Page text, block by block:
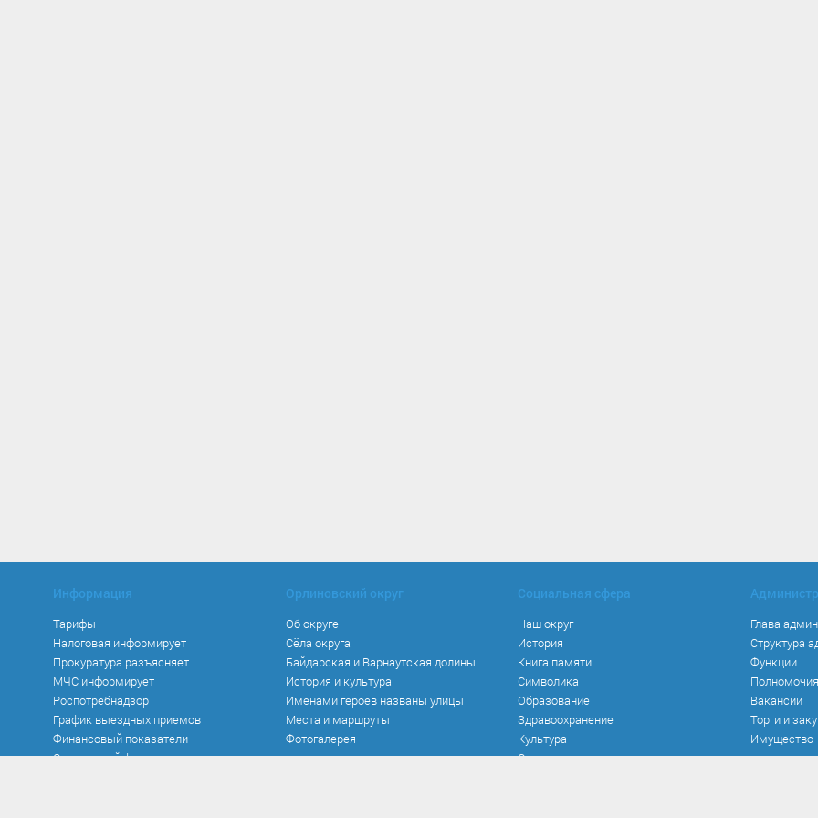
Информация
Тарифы
Налоговая информирует
Прокуратура разъясняет
МЧС информирует
Роспотребнадзор
График выездных приемов
Финансовый показатели
Социальный фонд
Орлиновский округ
Об округе
Сёла округа
Байдарская и Варнаутская долины
История и культура
Именами героев названы улицы
Места и маршруты
Фотогалерея
Социальная сфера
Наш округ
История
Книга памяти
Символика
Образование
Здравоохранение
Культура
Спорт
Глава
Структура
Функции
Полномочия
Вакансии
Торги и
Имущество